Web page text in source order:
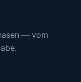
— vom